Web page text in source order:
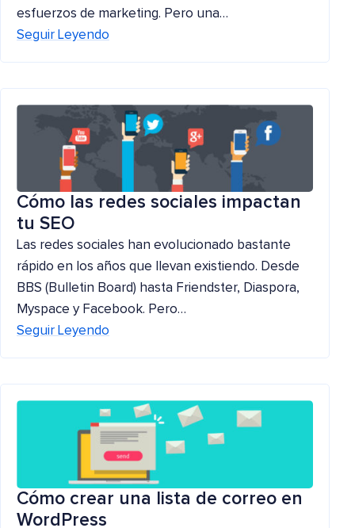
esfuerzos de marketing. Pero una…
Seguir Leyendo
Cómo las redes sociales impactan
tu SEO
Las redes sociales han evolucionado bastante
rápido en los años que llevan existiendo. Desde
BBS (Bulletin Board) hasta Friendster, Diaspora,
Myspace y Facebook. Pero…
Seguir Leyendo
Cómo crear una lista de correo en
WordPress